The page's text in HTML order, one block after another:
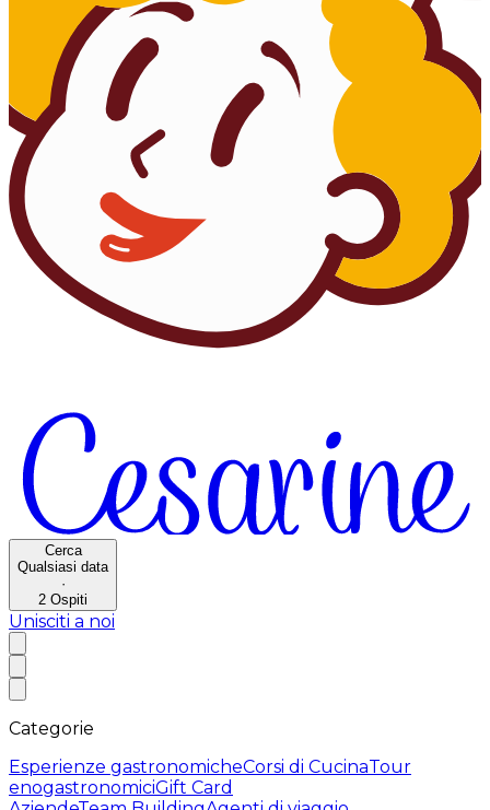
Cerca
Qualsiasi data
·
2 Ospiti
Unisciti a noi
Categorie
Esperienze gastronomicheCorsi di CucinaTour
enogastronomiciGift Card